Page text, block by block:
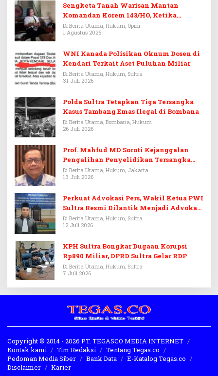
Sengketa Tanah Warisan Mantan
Komandan Korem 143/HO, Ketika
Warisan Menjadi Arena Pemerasan
Di Berita Utama, Hukum, Opini
1 Agustus 2026
WNI Kanada Polisikan Oknum Dosen di
Kendari Terkait Aset Puluhan Miliar
Di Berita Utama, Hukum, Sultra
31 Juli 2026
Polda Sultra Tetapkan Tiga Tersangka
Kasus Tambang Emas Ilegal di Bombana
Di Berita Utama, Bombana, Hukum
26 Juli 2026
Prof. Mahfud MD Soroti Kejanggalan
Pengalihan Penyelidikan Tersangka
Febrie Adriansyah
Di Berita Utama, Hukum, Jakarta
13 Juli 2026
Perkuat Advokasi Pers, Wakil Ketua PWI
Sultra Resmi Dilantik Menjadi Advokat
PERADI
Di Berita Utama, Hukum, Sultra
12 Juli 2026
KPH Sultra Bongkar Dugaan Korupsi
Rp890 Miliar, DPRD Sultra Gelar RDP
Di Berita Utama, Hukum, Sultra
7 Juli 2026
Copyright © 2014 - 2026 PT. TEGASCO MEDIA INTERNET
Kontak kami
Tim Redaksi
Tentang Tegas.co
Pedoman Media Siber
Bank Data
E-Katalog Tegas.co
Disclaimer
Karier